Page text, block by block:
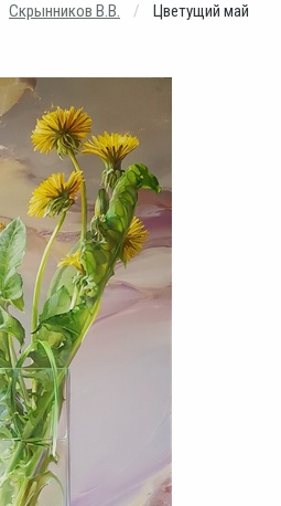
Скрынников В.В. Цветущий май